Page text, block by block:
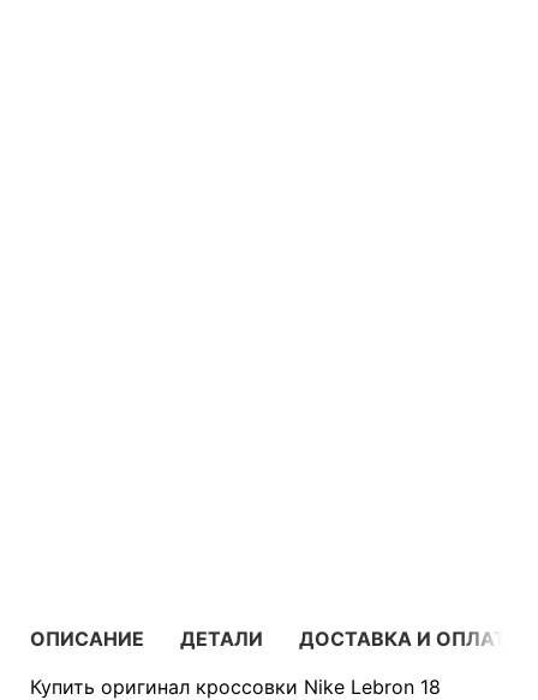
ОПИСАНИЕ ДЕТАЛИ
ДОСТАВКА И ОПЛАТА
Купить оригинал кроссовки Nike Lebron 18